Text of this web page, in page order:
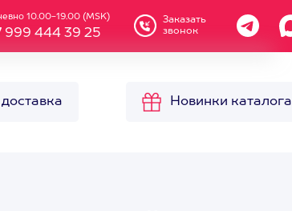
10.00-19.00 (MSK)
999 444 39 25
Заказать
звонок
Новинки каталога